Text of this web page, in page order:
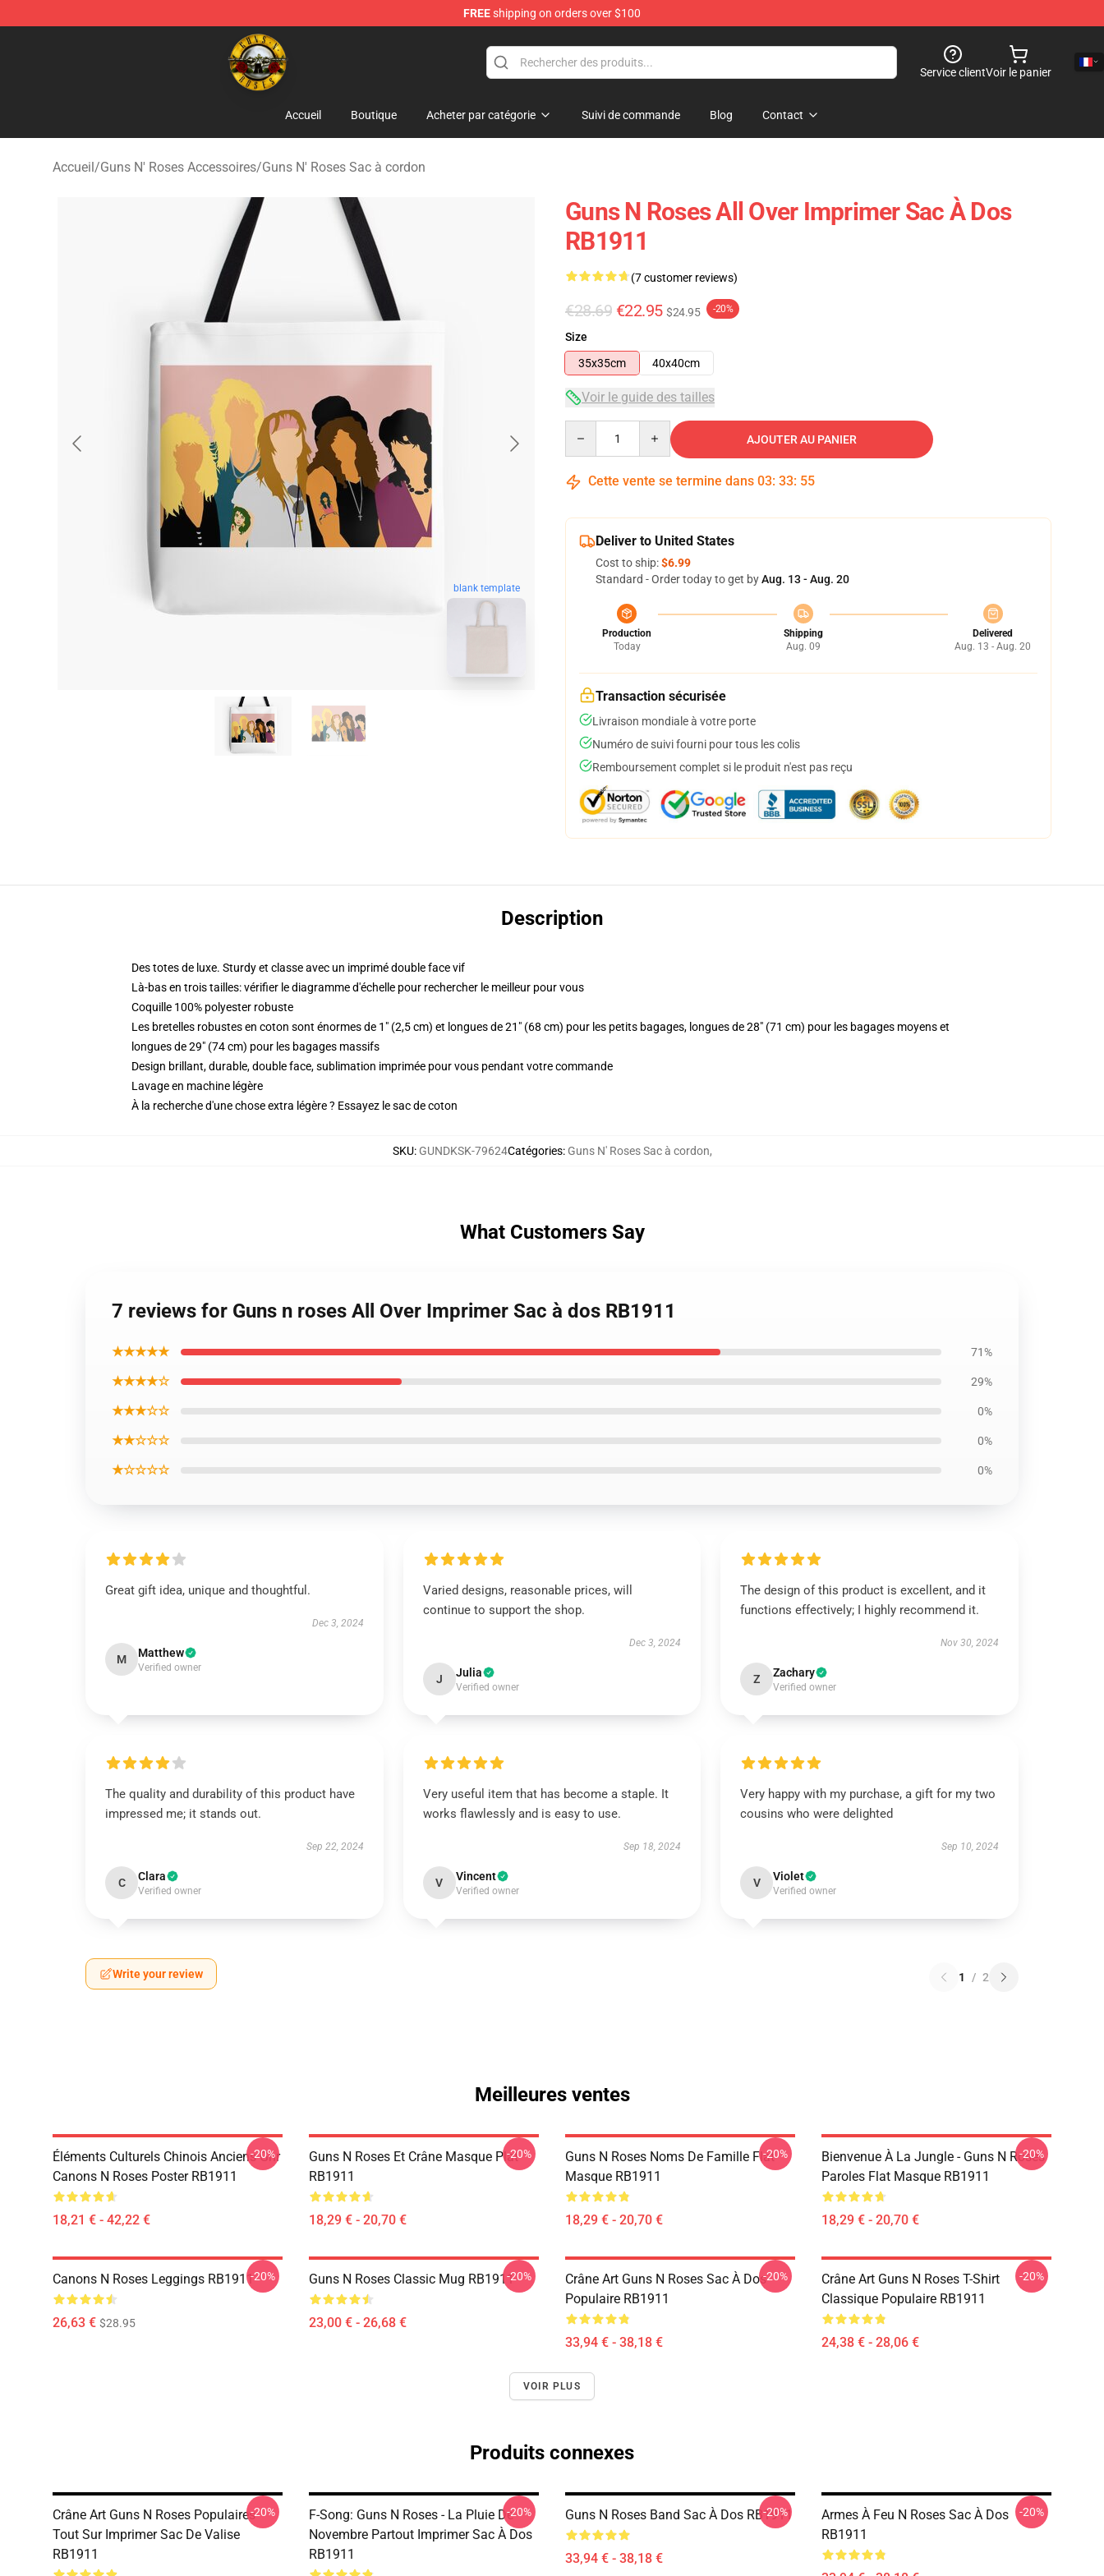
FREEshipping on orders over $100
Guns N' Roses Store - Official Guns N' Roses Merchandise Shop
Service clientVoir le panier
Accueil Boutique Acheter par catégorie Suivi de commande Blog Contact
Accueil/Guns N' Roses Accessoires/Guns N' Roses Sac à cordon
blank template
Guns N Roses All Over Imprimer Sac À Dos
RB1911
(7 customer reviews)
€28.69 €22.95 $24.95 -20%
Size
35x35cm
40x40cm
Voir le guide des tailles
AJOUTER AU PANIER
Cette vente se termine dans 03: 33: 54
Deliver to United States
Cost to ship:$6.99
Standard - Order today to get byAug. 13 - Aug. 20
Production
Today
Shipping
Aug. 09
Delivered
Aug. 13 - Aug. 20
Transaction sécurisée
Livraison mondiale à votre porte
Numéro de suivi fourni pour tous les colis
Remboursement complet si le produit n'est pas reçu
Description
Des totes de luxe. Sturdy et classe avec un imprimé double face vif
Là-bas en trois tailles: vérifier le diagramme d'échelle pour rechercher le meilleur pour vous
Coquille 100% polyester robuste
Les bretelles robustes en coton sont énormes de 1" (2,5 cm) et longues de 21" (68 cm) pour les petits bagages, longues de 28" (71 cm) pour les bagages moyens et
longues de 29" (74 cm) pour les bagages massifs
Design brillant, durable, double face, sublimation imprimée pour vous pendant votre commande
Lavage en machine légère
À la recherche d'une chose extra légère ? Essayez le sac de coton
SKU: GUNDKSK-79624Catégories: Guns N' Roses Sac à cordon,
What Customers Say
7 reviews for Guns n roses All Over Imprimer Sac à dos RB1911
★★★★★ 71%
★★★★☆ 29%
★★★☆☆ 0%
★★☆☆☆ 0%
★☆☆☆☆ 0%
Great gift idea, unique and thoughtful.
Dec 3, 2024
M Matthew
Verified owner
Varied designs, reasonable prices, will
continue to support the shop.
Dec 3, 2024
J Julia
Verified owner
The design of this product is excellent, and it
functions effectively; I highly recommend it.
Nov 30, 2024
Z Zachary
Verified owner
The quality and durability of this product have
impressed me; it stands out.
Sep 22, 2024
C Clara
Verified owner
Very useful item that has become a staple. It
works flawlessly and is easy to use.
Sep 18, 2024
V Vincent
Verified owner
Very happy with my purchase, a gift for my two
cousins who were delighted
Sep 10, 2024
V Violet
Verified owner
Write your review 1 / 2
Meilleures ventes
Éléments Culturels Chinois Anciens Gnr
Canons N Roses Poster RB1911
18,21 € - 42,22 €
-20%
Guns N Roses Et Crâne Masque Plat
RB1911
18,29 € - 20,70 €
-20%
Guns N Roses Noms De Famille Flat
Masque RB1911
18,29 € - 20,70 €
-20%
Bienvenue À La Jungle - Guns N Roses
Paroles Flat Masque RB1911
18,29 € - 20,70 €
-20%
Canons N Roses Leggings RB1911
26,63 € $28.95
-20% Guns N Roses Classic Mug RB1911
23,00 € - 26,68 €
-20%
Crâne Art Guns N Roses Sac À Dos
Populaire RB1911
33,94 € - 38,18 €
-20%
Crâne Art Guns N Roses T-Shirt
Classique Populaire RB1911
24,38 € - 28,06 €
-20%
VOIR PLUS
Produits connexes
Crâne Art Guns N Roses Populaires
Tout Sur Imprimer Sac De Valise
RB1911
-20%
F-Song: Guns N Roses - La Pluie De
Novembre Partout Imprimer Sac À Dos
RB1911
-20% Guns N Roses Band Sac À Dos RB1911
33,94 € - 38,18 €
-20%
Armes À Feu N Roses Sac À Dos
RB1911
-20%